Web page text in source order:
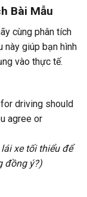
Bài Mẫu
cùng phân tích
này giúp bạn hình
vào thực tế.
driving should
agree or
xe tối thiểu để
đồng ý?)